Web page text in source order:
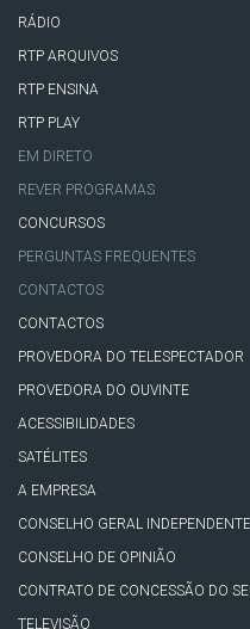
RÁDIO
RTP ARQUIVOS
RTP ENSINA
RTP PLAY
EM DIRETO
REVER PROGRAMAS
CONCURSOS
PERGUNTAS FREQUENTES
CONTACTOS
CONTACTOS
PROVEDORA DO TELESPECTADOR
PROVEDORA DO OUVINTE
ACESSIBILIDADES
SATÉLITES
A EMPRESA
CONSELHO GERAL INDEPENDENTE
CONSELHO DE OPINIÃO
CONTRATO DE CONCESSÃO DO
TELEVISÃO